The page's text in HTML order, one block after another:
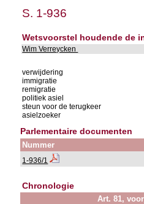
S. 1-936
Wetsvoorstel houdende de
Wim Verreycken
verwijdering
immigratie
remigratie
politiek asiel
steun voor de terugkeer
asielzoeker
Parlementaire documenten
Nummer
1-936/1
Chronologie
Art. 81,